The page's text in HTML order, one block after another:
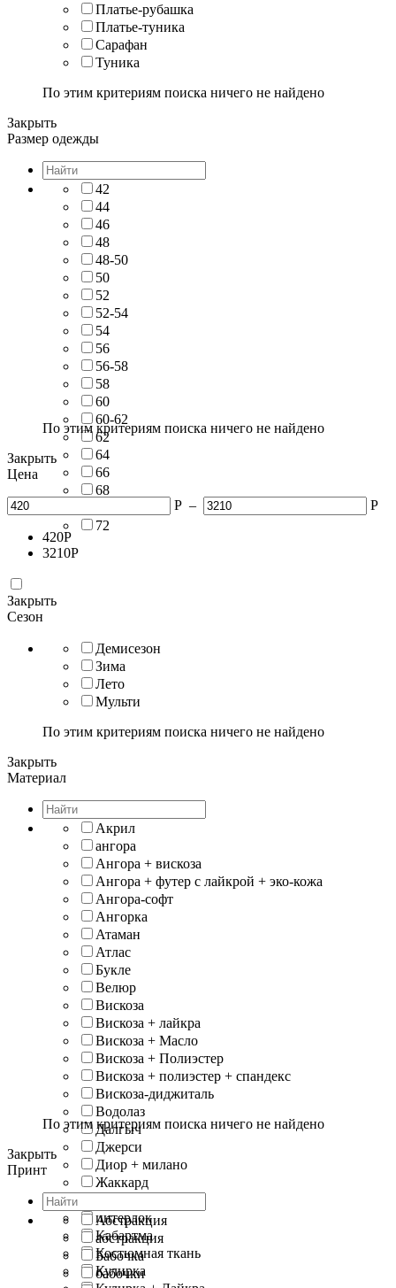
Платье-рубашка
Платье-туника
Сарафан
Туника
По этим критериям поиска ничего не найдено
Закрыть
Размер одежды
42
44
46
48
48-50
50
52
52-54
54
56
56-58
58
60
60-62
62
64
66
68
72
По этим критериям поиска ничего не найдено
Закрыть
Цена
Р – Р
420Р
3210Р
Закрыть
Сезон
Демисезон
Зима
Лето
Мульти
По этим критериям поиска ничего не найдено
Закрыть
Материал
Акрил
ангора
Ангора + вискоза
Ангора + футер с лайкрой + эко-кожа
Ангора-софт
Ангорка
Атаман
Атлас
Букле
Велюр
Вискоза
Вискоза + лайкра
Вискоза + Масло
Вискоза + Полиэстер
Вискоза + полиэстер + спандекс
Вискоза-диджиталь
Водолаз
Далгыч
Джерси
Диор + милано
Жаккард
интерлок
Кабартма
Костюмная ткань
Кулирка
По этим критериям поиска ничего не найдено
Закрыть
Принт
Абстракция
абстракция
Бабочка
бабочки